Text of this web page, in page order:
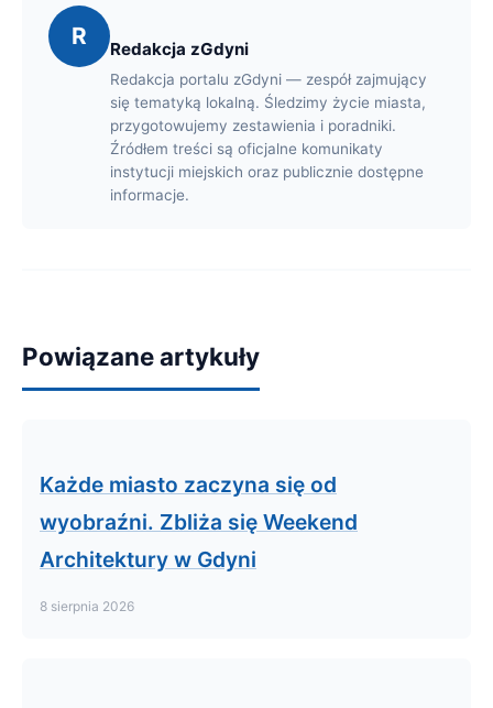
R Redakcja zGdyni
Redakcja portalu zGdyni — zespół zajmujący
się tematyką lokalną. Śledzimy życie miasta,
przygotowujemy zestawienia i poradniki.
Źródłem treści są oficjalne komunikaty
instytucji miejskich oraz publicznie dostępne
informacje.
Powiązane artykuły
Każde miasto zaczyna się od
wyobraźni. Zbliża się Weekend
Architektury w Gdyni
8 sierpnia 2026